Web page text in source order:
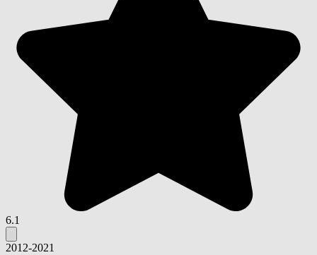
6.1
2012-2021